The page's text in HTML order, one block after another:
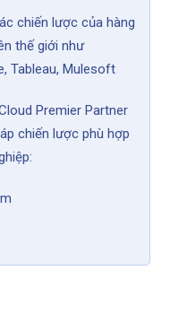
chiến lược của hàng
thế giới như
Tableau, Mulesoft
Premier Partner
chiến lược phù hợp